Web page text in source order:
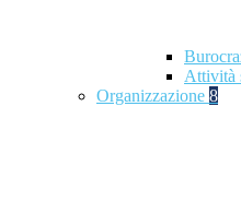
Attività
Organizzazione 8